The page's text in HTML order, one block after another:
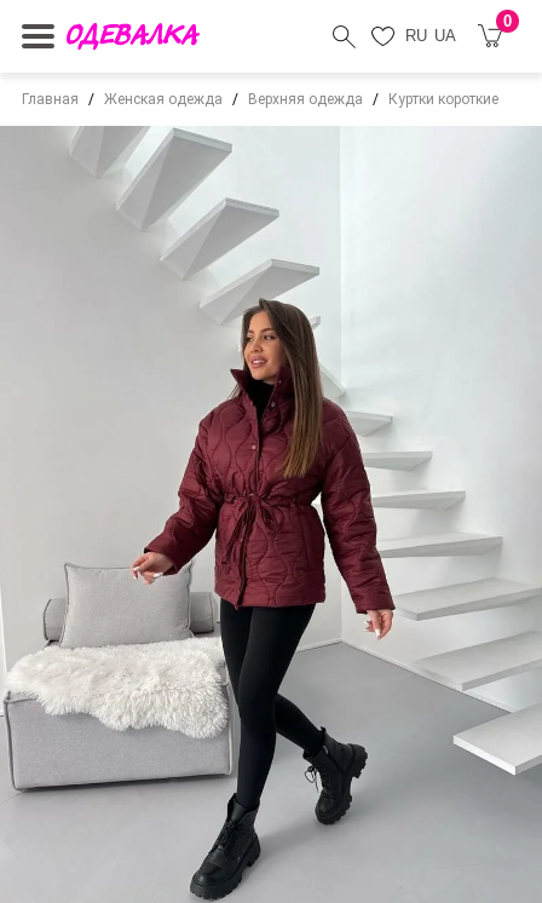
RU UA
0
Главная Женская одежда Верхняя одежда Куртки короткие